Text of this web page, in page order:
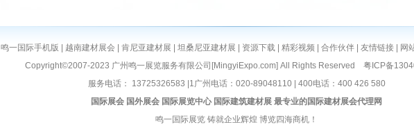
鸣一国际手机版 | 越南建材展会| 肯尼亚建材展 | 坦桑尼亚建材展 | 资源下载 | 精彩视频 | 合作伙伴| 友情链接| 网
Copyright©2007-2023 广州鸣一展览服务有限公司[MingyiExpo.com] All Rights Reserved 粤ICP备
服务电话： 13725326583 |1广州电话：020-89048110 | 400电话：400 426 580
国际展会 国外展会 国际展览中心 国际建筑建材展 最专业的国际建材展会代理网
鸣一国际展览 铸就企业辉煌 博览四海商机！